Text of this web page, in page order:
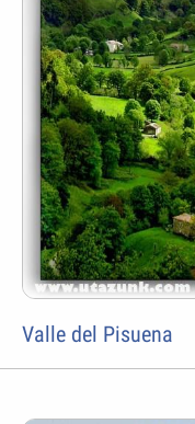
Valle del Pisuena